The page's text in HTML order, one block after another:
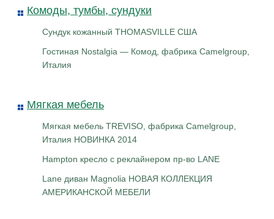
Комоды, тумбы, сундуки
Сундук кожанный THOMASVILLE США
Гостиная Nostalgia — Комод, фабрика Camelgroup,
Италия
Мягкая мебель
Мягкая мебель TREVISO, фабрика Camelgroup,
Италия НОВИНКА 2014
Hampton кресло с реклайнером пр-во LANE
Lane диван Magnolia НОВАЯ КОЛЛЕКЦИЯ
АМЕРИКАНСКОЙ МЕБЕЛИ